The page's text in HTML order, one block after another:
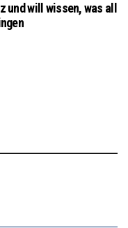
und will wissen, was all